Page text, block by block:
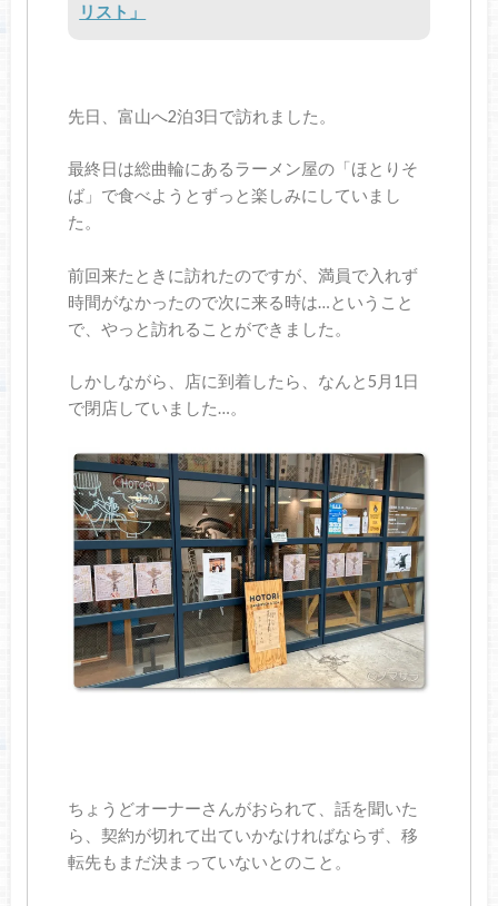
リスト」
先日、富山へ2泊3日で訪れました。
最終日は総曲輪にあるラーメン屋の「ほとりそ
ば」で食べようとずっと楽しみにしていまし
た。
前回来たときに訪れたのですが、満員で入れず
時間がなかったので次に来る時は…ということ
で、やっと訪れることができました。
しかしながら、店に到着したら、なんと5月1日
で閉店していました…。
ちょうどオーナーさんがおられて、話を聞いた
ら、契約が切れて出ていかなければならず、移
転先もまだ決まっていないとのこと。